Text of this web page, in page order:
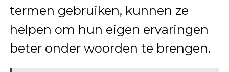
termen gebruiken, kunnen ze
helpen om hun eigen ervaringen
beter onder woorden te brengen.